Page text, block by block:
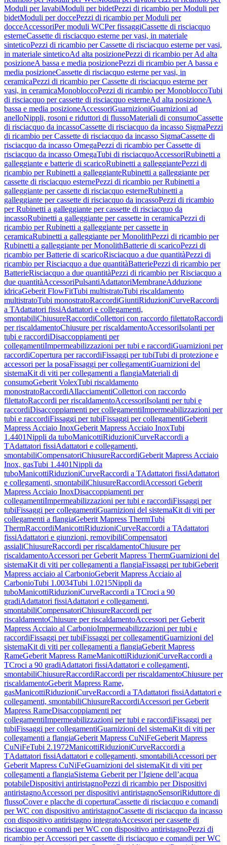
Moduli per lavabiModuli per bidetPezzi di ricambio per Moduli per
bidetModuli per doccePezzi di ricambio per Moduli per
docceAccessoriPer moduli WCPer fissaggiCassette di risciacquo
esterneCassette di risciacquo esterne per vasi, in materiale
sinteticoPezzi di ricambio per Cassette di risciacquo esterne per vasi,
in materiale sinteticoAd alta posizionePezzi di ricambio per Ad alta
posizioneA bassa e media posizionePezzi di ricambio per A bassa e
media posizioneCassette di risciacquo esterne per vasi, in
ceramicaPezzi di ricambio per Cassette di risciacquo esterne per
vasi, in ceramicaMonobloccoPezzi di ricambio per MonobloccoTubi
di risciacquo per cassette di risciacquo esterneAd alta posizioneA
bassa e media posizioneAccessoriGuarnizioniGuarnizioni ad
anelloNippli, rosoni e riduttori di flussoMateriali di consumoCassette
di risciacquo da incassoCassette di risciacquo da incasso SigmaPezzi
di ricambio per Cassette di risciacquo da incasso SigmaCassette di
risciacquo da incasso OmegaPezzi di ricambio per Cassette di
risciacquo da incasso OmegaTubi di risciacquoAccessoriRubinetti a
galleggiante e batterie di scaricoRubinetti a galleggiantePezzi di
ricambio per Rubinetti a galleggianteRubinetti a galleggiante per
cassette di risciacquo esternePezzi di ricambio per Rubinetti a
galleggiante per cassette di risciacquo esterneRubinetti a
galleggiante per cassette di risciacquo da incassoPezzi di ricambio
per Rubinetti a galleggiante per cassette di risciacquo da
incassoRubinetti a galleggiante per cassette in ceramicaPezzi di
ricambio per Rubinetti a galleggiante per cassette in
ceramicaRubinetti a galleggiante per MonolithPezzi di ricambio per
Rubinetti a galleggiante per MonolithBatterie di scaricoPezzi di
ricambio per Batterie di scaricoRisciacquo a due quantitàPezzi di
ricambio per Risciacquo a due quantitàBatteriePezzi di ricambio per
BatterieRisciacquo a due quantitàPezzi di ricambio per Risciacquo a
due quantitàAccessoriPulsantiAdattatoriMembraneAdduzione
idricaGeberit FlowFitTubi multistratoTubi riscaldamento
multistratoTubi monostratoRaccordiGiuntiRiduzioniCurveRaccordi
a TAdattatori fissiAdattatori e collegamenti,
smontabiliChiusureRaccordiCollettori con raccordo filettatoRaccordi
per riscaldamentoChiusure per riscaldamentoAccessoriIsolanti per
tubi e raccordiDisaccoppiamenti per
collegamentiImpermeabilizzazioni per tubi e raccordiGuarnizioni per
raccordiCopertura per raccordiFissaggi per tubiTubi di protezione e
accessori per la posaFissaggi per collegamentiGuarnizioni del
sistemaKit di viti per collegamenti a flangiaMateriali di
consumoGeberit VolexTubi riscaldamento
monostratoRaccordiAllacciamentiCollettori con raccordo
filettatoRaccordi per riscaldamentoAccessoriIsolanti per tubi e
raccordiDisaccoppiamenti per collegamentiImpermeabilizzazioni per
tubi e raccordiFissaggi per tubiFissaggi per collegamentiGeberit
Mapress Acciaio InoxGeberit Mapress Acciaio InoxTubi
1.4401Nippli da tuboManicottiRiduzioniCurveRaccordi a
TAdattatori fissiAdattatori e collegamenti,
smontabiliCompensatoriChiusureRaccordiGeberit Mapress Acciaio
Inox, gasTubi 1.4401Nippli da
tuboManicottiRiduzioniCurveRaccordi a TAdattatori fissiAdattatori
e collegamenti, smontabiliChiusureRaccordiAccessori Geberit
Mapress Acciaio InoxDisaccoppiamenti per
collegamentiImpermeabilizzazioni per tubi e raccordiFissaggi per
tubiFissaggi per collegamentiGuarnizioni del sistemaKit di viti per
collegamenti a flangiaGeberit Mapress ThermTubi
ThermRaccordiManicottiRiduzioniCurveRaccordi a TAdattatori
fissiAdattatori e giunzioni, removibiliCompensatori
assialiChiusureRaccordi per riscaldamentoChiusure per
riscaldamentoAccessori per Geberit Mapress ThermGuarnizioni del
sistemaKit di viti per collegamenti a flangiaFissaggi per tubiGeberit
Mapress acciaio al CarbonioGeberit Mapress Acciaio al
CarbonioTubi 1.0034Tubi 1.0215Nippli da
tuboManicottiRiduzioniCurveRaccordi a TCroci a 90
gradiAdattatori fissiAdattatori e collegamenti,
smontabiliCompensatoriChiusureRaccordi per
riscaldamentoChiusure per riscaldamentoAccessori per Geberit
Mapress Acciaio al CarbonioImpermeabilizzazioni per tubi e
raccordiFissaggi per tubiFissaggi per collegamentiGuarnizioni del
sistemaKit di viti per collegamenti a flangiaGeberit Mapress
RameGeberit Mapress RameManicottiRiduzioniCurveRaccordi a
TCroci a 90 gradiAdattatori fissiAdattatori e collegamenti,
smontabiliChiusureRaccordiRaccordi per riscaldamentoChiusure per
riscaldamentoGeberit Mapress Rame,
gasManicottiRiduzioniCurveRaccordi a TAdattatori fissiAdattatori e
collegamenti, smontabiliChiusureRaccordiAccessori per Geberit
Mapress RameDisaccoppiamenti per
collegamentiImpermeabilizzazioni per tubi e raccordiFissaggi per
tubiFissaggi per collegamentiGuarnizioni del sistemaKit di viti per
collegamenti a flangiaGeberit Mapress CuNiFeGeberit Mapress
CuNiFeTubi 2.1972ManicottiRiduzioniCurveRaccordi a
TAdattatori fissiAdattatori e collegamenti, smontabiliAccessori per
Geberit Mapress CuNiFeGuarnizioni del sistemaKit di viti per
collegamenti a flangiaSistema Geberit per l’Igiene dell’acqua
potabileDispositivi antiristagnoPezzi di ricambio per Dispositivi
antiristagnoAccessori per dispositivi antiristagnoSensoriRiduttore di
flussoCover e placche di coperturaCassette di risciacquo e comandi
per WC con dispositivo antiristagnoCassette di risciacquo da incasso
con dispositivo antiristagno integratoAccessori per cassette di
risciacquo e comandi per WC con dispositivo antiristagnoPezzi di
ricambio per Accessori per cassette di risciacquo e comandi per WC